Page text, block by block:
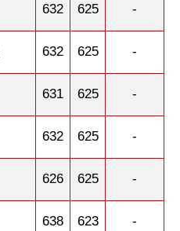
632 625 -
632 625 -
631 625 -
632 625 -
626 625 -
638 623 -